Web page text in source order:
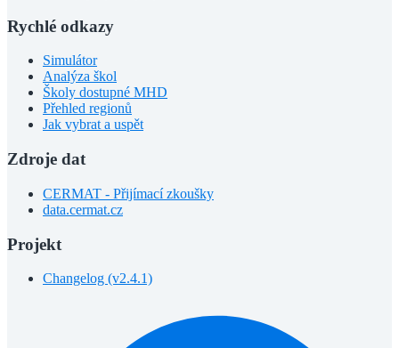
Rychlé odkazy
Simulátor
Analýza škol
Školy dostupné MHD
Přehled regionů
Jak vybrat a uspět
Zdroje dat
CERMAT - Přijímací zkoušky
data.cermat.cz
Projekt
Changelog (v2.4.1)